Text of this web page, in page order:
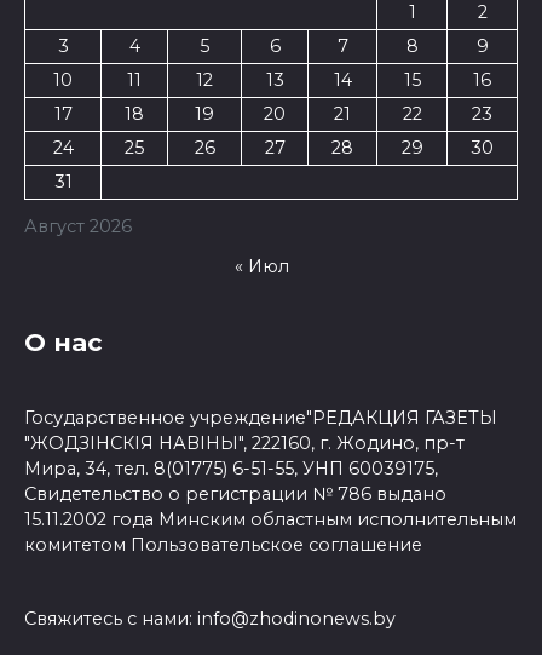
Август 2026
1
2
3
4 5 6 7 8
9
10
11 12 13 14 15
16
17
18 19 20 21 22
23
24
25 26 27 28 29
30
31
« Июл
О нас
Государственное учреждение"РЕДАКЦИЯ ГАЗЕТЫ
"ЖОДЗІНСКІЯ НАВІНЫ", 222160, г. Жодино, пр-т
Мира, 34, тел. 8(01775) 6-51-55, УНП 60039175,
Свидетельство о регистрации № 786 выдано
15.11.2002 года Минским областным исполнительным
комитетом Пользовательское соглашение
Свяжитесь с нами: info@zhodinonews.by